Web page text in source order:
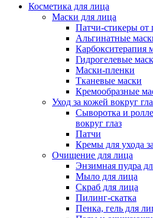
Косметика для лица
Маски для лица
Патчи-стикеры
Альгинатные
Карбокситерапия
Гидрогелевые
Маски-пленки
Тканевые маски
Кремообразные
Уход за кожей вокруг
Сыворотка и
вокруг глаз
Патчи
Кремы для ухода
Очищение для лица
Энзимная пудра
Мыло для лица
Скраб для лица
Пилинг-скатка
Пенка, гель для